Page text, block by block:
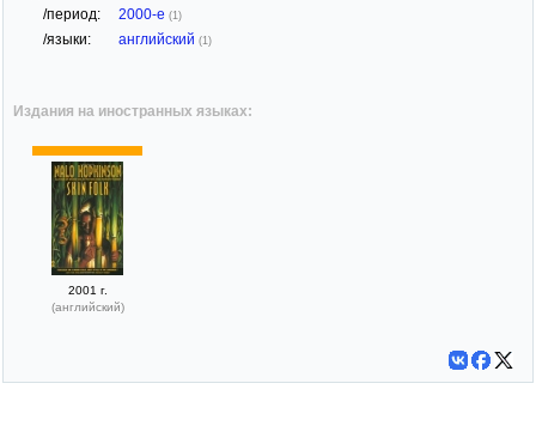
/период: 2000-е (1)
/языки: английский (1)
Издания на иностранных языках:
2001 г.
(английский)